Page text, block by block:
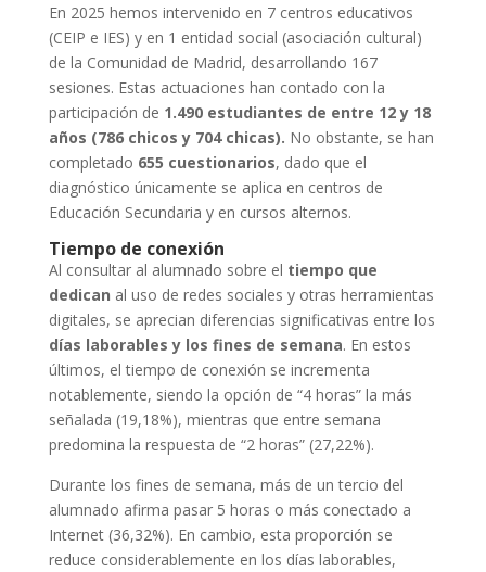
En 2025 hemos intervenido en 7 centros educativos
(CEIP e IES) y en 1 entidad social (asociación cultural)
de la Comunidad de Madrid, desarrollando 167
sesiones. Estas actuaciones han contado con la
participación de 1.490 estudiantes de entre 12 y 18
años (786 chicos y 704 chicas). No obstante, se han
completado 655 cuestionarios, dado que el
diagnóstico únicamente se aplica en centros de
Educación Secundaria y en cursos alternos.
Tiempo de conexión
Al consultar al alumnado sobre el tiempo que
dedican al uso de redes sociales y otras herramientas
digitales, se aprecian diferencias significativas entre los
días laborables y los fines de semana. En estos
últimos, el tiempo de conexión se incrementa
notablemente, siendo la opción de “4 horas” la más
señalada (19,18%), mientras que entre semana
predomina la respuesta de “2 horas” (27,22%).
Durante los fines de semana, más de un tercio del
alumnado afirma pasar 5 horas o más conectado a
Internet (36,32%). En cambio, esta proporción se
reduce considerablemente en los días laborables,